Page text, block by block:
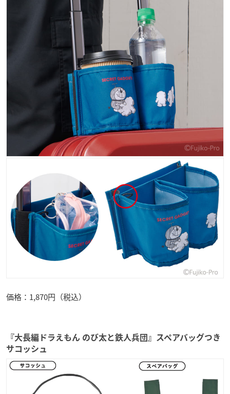
価格：1,870円（税込）
『大長編ドラえもん のび太と鉄人兵団』スペアバッグつき
サコッシュ